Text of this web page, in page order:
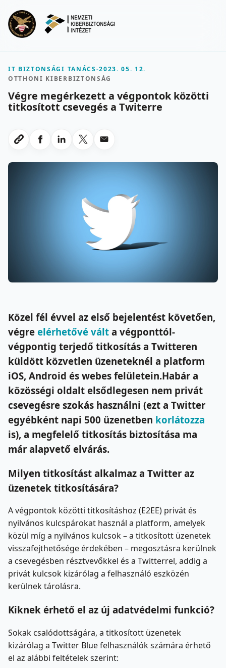
IT BIZTONSÁGI TANÁCS-2023. 05. 12.
OTTHONI KIBERBIZTONSÁG
Végre megérkezett a végpontok közötti
titkosított csevegés a Twiterre
Link masolasa
Megosztas Facebookon
Megosztas LinkedInen
Megosztas X-en
Megosztas emailben
Közel fél évvel az első bejelentést követően,
végre elérhetővé vált a végponttól-
végpontig terjedő titkosítás a Twitteren
küldött közvetlen üzeneteknél a platform
iOS, Android és webes felületein.Habár a
közösségi oldalt elsődlegesen nem privát
csevegésre szokás használni (ezt a Twitter
egyébként napi 500 üzenetben korlátozza
is), a megfelelő titkosítás biztosítása ma
már alapvető elvárás.
Milyen titkosítást alkalmaz a Twitter az
üzenetek titkosítására?
A végpontok közötti titkosításhoz (E2EE) privát és
nyilvános kulcspárokat használ a platform, amelyek
közül míg a nyilvános kulcsok – a titkosított üzenetek
visszafejthetősége érdekében – megosztásra kerülnek
a csevegésben résztvevőkkel és a Twitterrel, addig a
privát kulcsok kizárólag a felhasználó eszközén
kerülnek tárolásra.
Kiknek érhető el az új adatvédelmi funkció?
Sokak csalódottságára, a titkosított üzenetek
kizárólag a Twitter Blue felhasználók számára érhető
el az alábbi feltételek szerint: